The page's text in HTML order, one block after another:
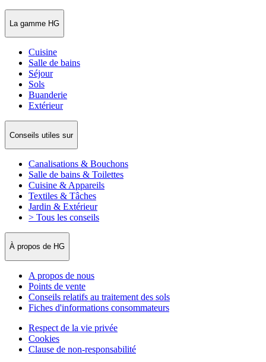
La gamme HG
Cuisine
Salle de bains
Séjour
Sols
Buanderie
Extérieur
Conseils utiles sur
Canalisations & Bouchons
Salle de bains & Toilettes
Cuisine & Appareils
Textiles & Tâches
Jardin & Extérieur
> Tous les conseils
À propos de HG
A propos de nous
Points de vente
Conseils relatifs au traitement des sols
Fiches d'informations consommateurs
Respect de la vie privée
Cookies
Clause de non-responsabilité